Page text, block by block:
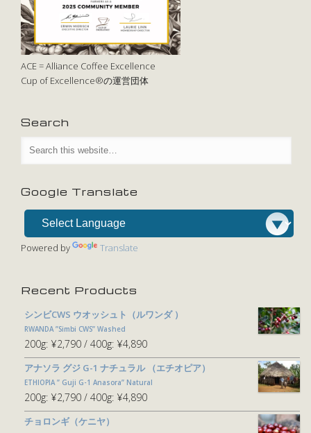
ACE = Alliance Coffee Excellence
Cup of Excellence®の運営団体
Search
Google Translate
Powered by Translate
Recent Products
シンビCWS ウオッシュト（ルワンダ ）
RWANDA ”Simbi CWS” Washed
200g: ¥2,790 400g: ¥4,890
アナソラ グジ G-1 ナチュラル （エチオピア）
ETHIOPIA ” Guji G-1 Anasora” Natural
200g: ¥2,790 400g: ¥4,890
チョロンギ（ケニヤ）